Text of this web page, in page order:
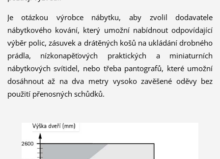
Je otázkou výrobce nábytku, aby zvolil dodavatele
nábytkového kování, který umožní nabídnout odpovídající
výběr polic, zásuvek a drátěných košů na ukládání drobného
prádla, nízkonapěťových praktických a miniaturních
nábytkových svítidel, nebo třeba pantografů, které umožní
dosáhnout až na dva metry vysoko zavěšené oděvy bez
použití přenosných schůdků.